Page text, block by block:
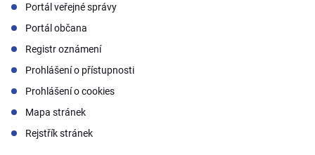
Portál veřejné správy
Portál občana
Registr oznámení
Prohlášení o přístupnosti
Prohlášení o cookies
Mapa stránek
Rejstřík stránek